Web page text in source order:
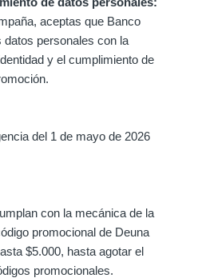
aceptas que Banco
personales con la
y el cumplimiento de
del 1 de mayo de 2026
con la mecánica de la
promocional de Deuna
$5.000, hasta agotar el
promocionales.